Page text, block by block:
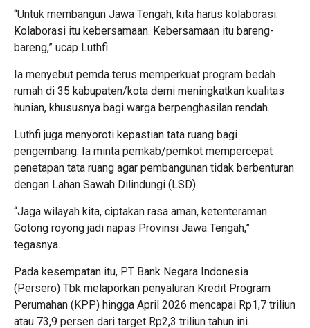
“Untuk membangun Jawa Tengah, kita harus kolaborasi.
Kolaborasi itu kebersamaan. Kebersamaan itu bareng-
bareng,” ucap Luthfi.
Ia menyebut pemda terus memperkuat program bedah
rumah di 35 kabupaten/kota demi meningkatkan kualitas
hunian, khususnya bagi warga berpenghasilan rendah.
Luthfi juga menyoroti kepastian tata ruang bagi
pengembang. Ia minta pemkab/pemkot mempercepat
penetapan tata ruang agar pembangunan tidak berbenturan
dengan Lahan Sawah Dilindungi (LSD).
“Jaga wilayah kita, ciptakan rasa aman, ketenteraman.
Gotong royong jadi napas Provinsi Jawa Tengah,”
tegasnya.
Pada kesempatan itu, PT Bank Negara Indonesia
(Persero) Tbk melaporkan penyaluran Kredit Program
Perumahan (KPP) hingga April 2026 mencapai Rp1,7 triliun
atau 73,9 persen dari target Rp2,3 triliun tahun ini.